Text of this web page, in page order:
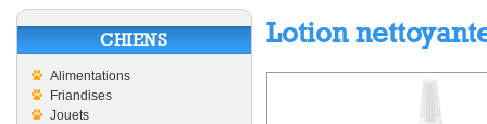
CHIENS
Alimentations
Friandises
Jouets
Lotion